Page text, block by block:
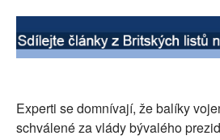
Experti se domnívají, že balíky
schválené za vlády bývalého